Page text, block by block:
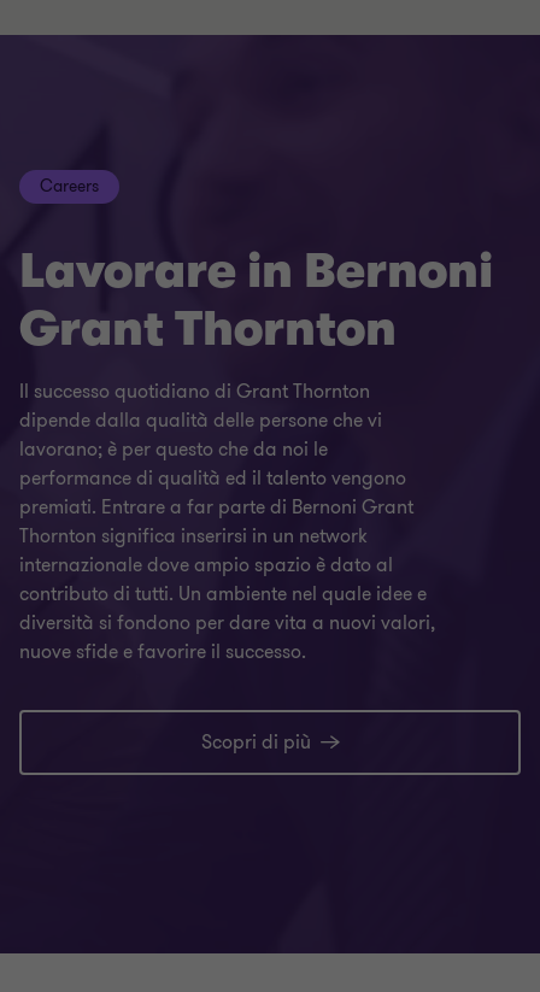
Careers
Lavorare in Bernoni
Grant Thornton
Il successo quotidiano di Grant Thornton
dipende dalla qualità delle persone che vi
lavorano; è per questo che da noi le
performance di qualità ed il talento vengono
premiati. Entrare a far parte di Bernoni Grant
Thornton significa inserirsi in un network
internazionale dove ampio spazio è dato al
contributo di tutti. Un ambiente nel quale idee e
diversità si fondono per dare vita a nuovi valori,
nuove sfide e favorire il successo.
Scopri di più